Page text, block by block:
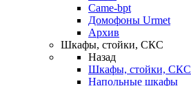
Came-bpt
Домофоны Urmet
Архив
Шкафы, стойки, СКС
Назад
Шкафы, стойки, СКС
Напольные шкафы